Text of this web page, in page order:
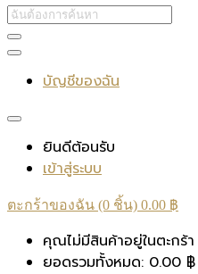
บัญชีของฉัน
ยินดีต้อนรับ
เข้าสู่ระบบ
ตะกร้าของฉัน (0 ชิ้น) 0.00 ฿
คุณไม่มีสินค้าอยู่ในตะกร้า
ยอดรวมทั้งหมด: 0.00 ฿